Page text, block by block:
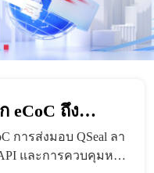
eCoC ถึง
นความพร้อม
การส่งมอบ QSeal ลา
และการควบคุมหลัก